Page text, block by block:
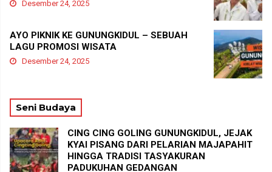
Desember 24, 2025
AYO PIKNIK KE GUNUNGKIDUL – SEBUAH
LAGU PROMOSI WISATA
Desember 24, 2025
Seni Budaya
CING CING GOLING GUNUNGKIDUL, JEJAK
KYAI PISANG DARI PELARIAN MAJAPAHIT
HINGGA TRADISI TASYAKURAN
PADUKUHAN GEDANGAN